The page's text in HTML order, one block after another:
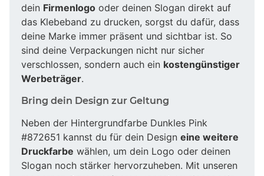
dein Firmenlogo oder deinen Slogan direkt auf
das Klebeband zu drucken, sorgst du dafür, dass
deine Marke immer präsent und sichtbar ist. So
sind deine Verpackungen nicht nur sicher
verschlossen, sondern auch ein kostengünstiger
Werbeträger.
Bring dein Design zur Geltung
Neben der Hintergrundfarbe Dunkles Pink
#872651 kannst du für dein Design eine weitere
Druckfarbe wählen, um dein Logo oder deinen
Slogan noch stärker hervorzuheben. Mit unseren